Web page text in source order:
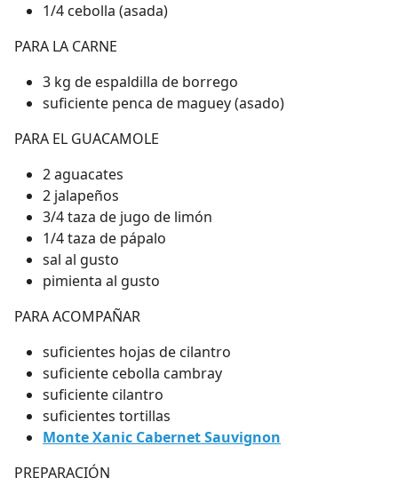
1/4 cebolla (asada)
PARA LA CARNE
3 kg de espaldilla de borrego
suficiente penca de maguey (asado)
PARA EL GUACAMOLE
2 aguacates
2 jalapeños
3/4 taza de jugo de limón
1/4 taza de pápalo
sal al gusto
pimienta al gusto
PARA ACOMPAÑAR
suficientes hojas de cilantro
suficiente cebolla cambray
suficiente cilantro
suficientes tortillas
Monte Xanic Cabernet Sauvignon
PREPARACIÓN